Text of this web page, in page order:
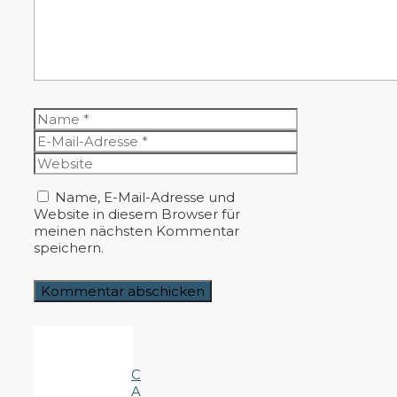
Name
E-
Mail-
Adresse
Website
Name, E-Mail-Adresse und
Website in diesem Browser für
meinen nächsten Kommentar
speichern.
C
A